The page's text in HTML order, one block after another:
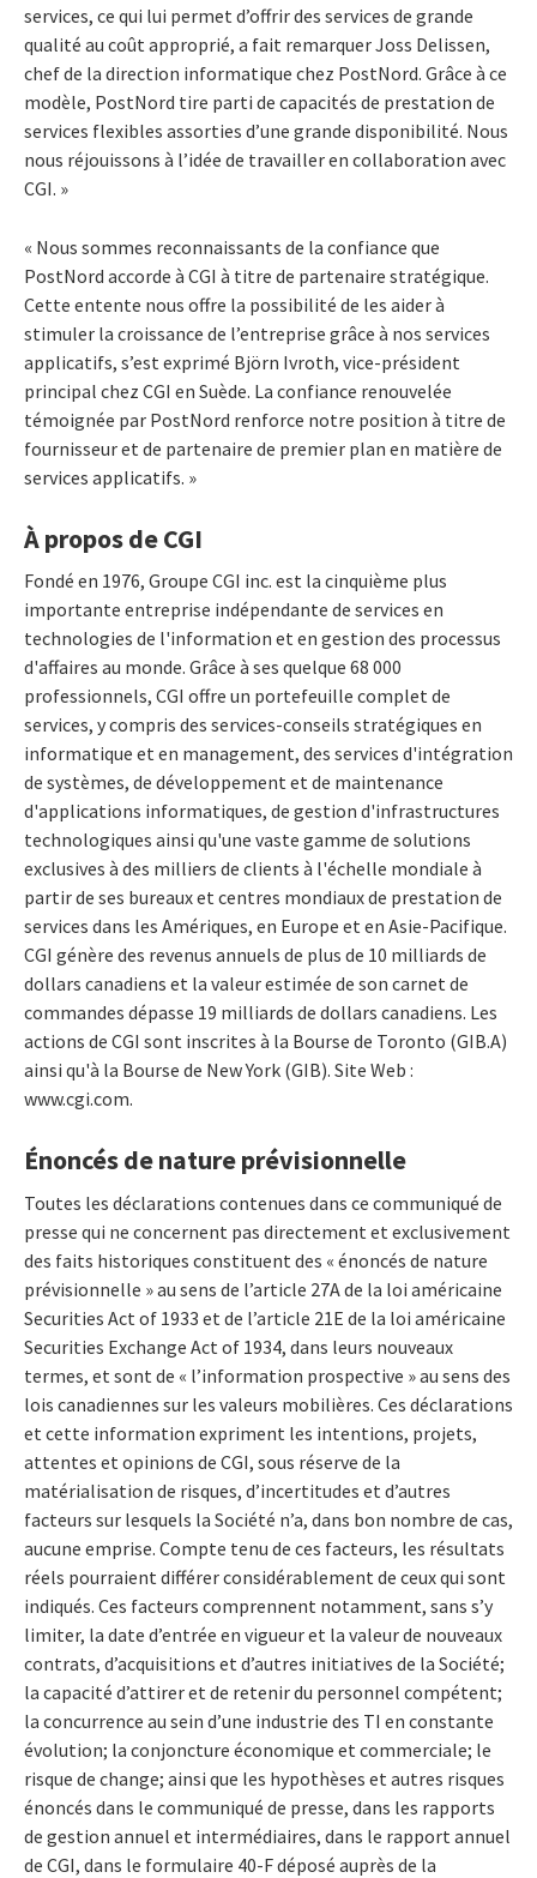
services, ce qui lui permet d’offrir des services de grande
qualité au coût approprié, a fait remarquer Joss Delissen,
chef de la direction informatique chez PostNord. Grâce à ce
modèle, PostNord tire parti de capacités de prestation de
services flexibles assorties d’une grande disponibilité. Nous
nous réjouissons à l’idée de travailler en collaboration avec
CGI. »
« Nous sommes reconnaissants de la confiance que
PostNord accorde à CGI à titre de partenaire stratégique.
Cette entente nous offre la possibilité de les aider à
stimuler la croissance de l’entreprise grâce à nos services
applicatifs, s’est exprimé Björn Ivroth, vice-président
principal chez CGI en Suède. La confiance renouvelée
témoignée par PostNord renforce notre position à titre de
fournisseur et de partenaire de premier plan en matière de
services applicatifs. »
À propos de CGI
Fondé en 1976, Groupe CGI inc. est la cinquième plus
importante entreprise indépendante de services en
technologies de l'information et en gestion des processus
d'affaires au monde. Grâce à ses quelque 68 000
professionnels, CGI offre un portefeuille complet de
services, y compris des services-conseils stratégiques en
informatique et en management, des services d'intégration
de systèmes, de développement et de maintenance
d'applications informatiques, de gestion d'infrastructures
technologiques ainsi qu'une vaste gamme de solutions
exclusives à des milliers de clients à l'échelle mondiale à
partir de ses bureaux et centres mondiaux de prestation de
services dans les Amériques, en Europe et en Asie-Pacifique.
CGI génère des revenus annuels de plus de 10 milliards de
dollars canadiens et la valeur estimée de son carnet de
commandes dépasse 19 milliards de dollars canadiens. Les
actions de CGI sont inscrites à la Bourse de Toronto (GIB.A)
ainsi qu'à la Bourse de New York (GIB). Site Web :
www.cgi.com.
Énoncés de nature prévisionnelle
Toutes les déclarations contenues dans ce communiqué de
presse qui ne concernent pas directement et exclusivement
des faits historiques constituent des « énoncés de nature
prévisionnelle » au sens de l’article 27A de la loi américaine
Securities Act of 1933 et de l’article 21E de la loi américaine
Securities Exchange Act of 1934, dans leurs nouveaux
termes, et sont de « l’information prospective » au sens des
lois canadiennes sur les valeurs mobilières. Ces déclarations
et cette information expriment les intentions, projets,
attentes et opinions de CGI, sous réserve de la
matérialisation de risques, d’incertitudes et d’autres
facteurs sur lesquels la Société n’a, dans bon nombre de cas,
aucune emprise. Compte tenu de ces facteurs, les résultats
réels pourraient différer considérablement de ceux qui sont
indiqués. Ces facteurs comprennent notamment, sans s’y
limiter, la date d’entrée en vigueur et la valeur de nouveaux
contrats, d’acquisitions et d’autres initiatives de la Société;
la capacité d’attirer et de retenir du personnel compétent;
la concurrence au sein d’une industrie des TI en constante
évolution; la conjoncture économique et commerciale; le
risque de change; ainsi que les hypothèses et autres risques
énoncés dans le communiqué de presse, dans les rapports
de gestion annuel et intermédiaires, dans le rapport annuel
de CGI, dans le formulaire 40-F déposé auprès de la